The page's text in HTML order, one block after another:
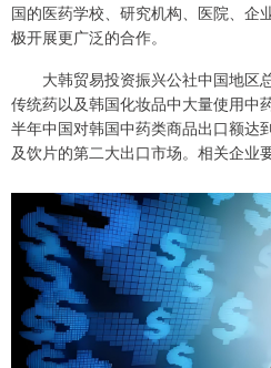
国的医药学校、研究机构、医院、企
极开展更广泛的合作。
大韩贸易投资振兴公社中国地区
传统药以及韩国化妆品中大量使用中
半年中国对韩国中药类商品出口额达
及饮片的第二大出口市场。相关企业